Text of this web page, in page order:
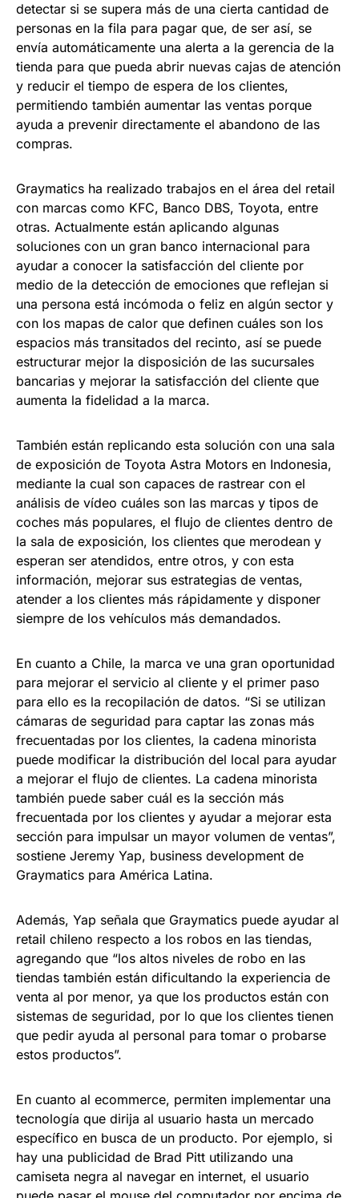
detectar si se supera más de una cierta cantidad de
personas en la fila para pagar que, de ser así, se
envía automáticamente una alerta a la gerencia de la
tienda para que pueda abrir nuevas cajas de atención
y reducir el tiempo de espera de los clientes,
permitiendo también aumentar las ventas porque
ayuda a prevenir directamente el abandono de las
compras.
Graymatics ha realizado trabajos en el área del retail
con marcas como KFC, Banco DBS, Toyota, entre
otras. Actualmente están aplicando algunas
soluciones con un gran banco internacional para
ayudar a conocer la satisfacción del cliente por
medio de la detección de emociones que reflejan si
una persona está incómoda o feliz en algún sector y
con los mapas de calor que definen cuáles son los
espacios más transitados del recinto, así se puede
estructurar mejor la disposición de las sucursales
bancarias y mejorar la satisfacción del cliente que
aumenta la fidelidad a la marca.
También están replicando esta solución con una sala
de exposición de Toyota Astra Motors en Indonesia,
mediante la cual son capaces de rastrear con el
análisis de vídeo cuáles son las marcas y tipos de
coches más populares, el flujo de clientes dentro de
la sala de exposición, los clientes que merodean y
esperan ser atendidos, entre otros, y con esta
información, mejorar sus estrategias de ventas,
atender a los clientes más rápidamente y disponer
siempre de los vehículos más demandados.
En cuanto a Chile, la marca ve una gran oportunidad
para mejorar el servicio al cliente y el primer paso
para ello es la recopilación de datos. “Si se utilizan
cámaras de seguridad para captar las zonas más
frecuentadas por los clientes, la cadena minorista
puede modificar la distribución del local para ayudar
a mejorar el flujo de clientes. La cadena minorista
también puede saber cuál es la sección más
frecuentada por los clientes y ayudar a mejorar esta
sección para impulsar un mayor volumen de ventas”,
sostiene Jeremy Yap, business development de
Graymatics para América Latina.
Además, Yap señala que Graymatics puede ayudar al
retail chileno respecto a los robos en las tiendas,
agregando que “los altos niveles de robo en las
tiendas también están dificultando la experiencia de
venta al por menor, ya que los productos están con
sistemas de seguridad, por lo que los clientes tienen
que pedir ayuda al personal para tomar o probarse
estos productos”.
En cuanto al ecommerce, permiten implementar una
tecnología que dirija al usuario hasta un mercado
específico en busca de un producto. Por ejemplo, si
hay una publicidad de Brad Pitt utilizando una
camiseta negra al navegar en internet, el usuario